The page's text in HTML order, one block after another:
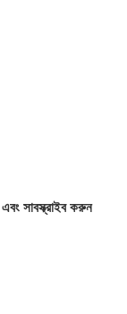
এবং সাবস্ক্রাইব করুন